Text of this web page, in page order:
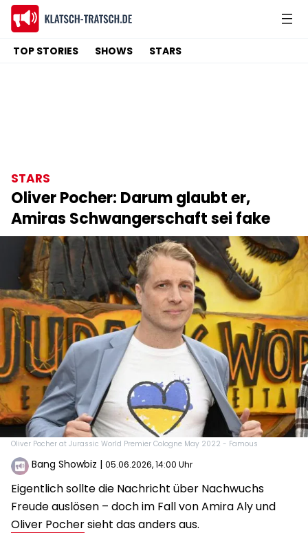
TOP STORIES SHOWS STARS
STARS
Oliver Pocher: Darum glaubt er,
Amiras Schwangerschaft sei fake
Oliver Pocher at Jurassic World Premier Cologne May 2022 - Famous
Bang Showbiz | 05.06.2026, 14:00 Uhr
Eigentlich sollte die Nachricht über Nachwuchs
Freude auslösen – doch im Fall von Amira Aly und
Oliver Pochersieht das anders aus.